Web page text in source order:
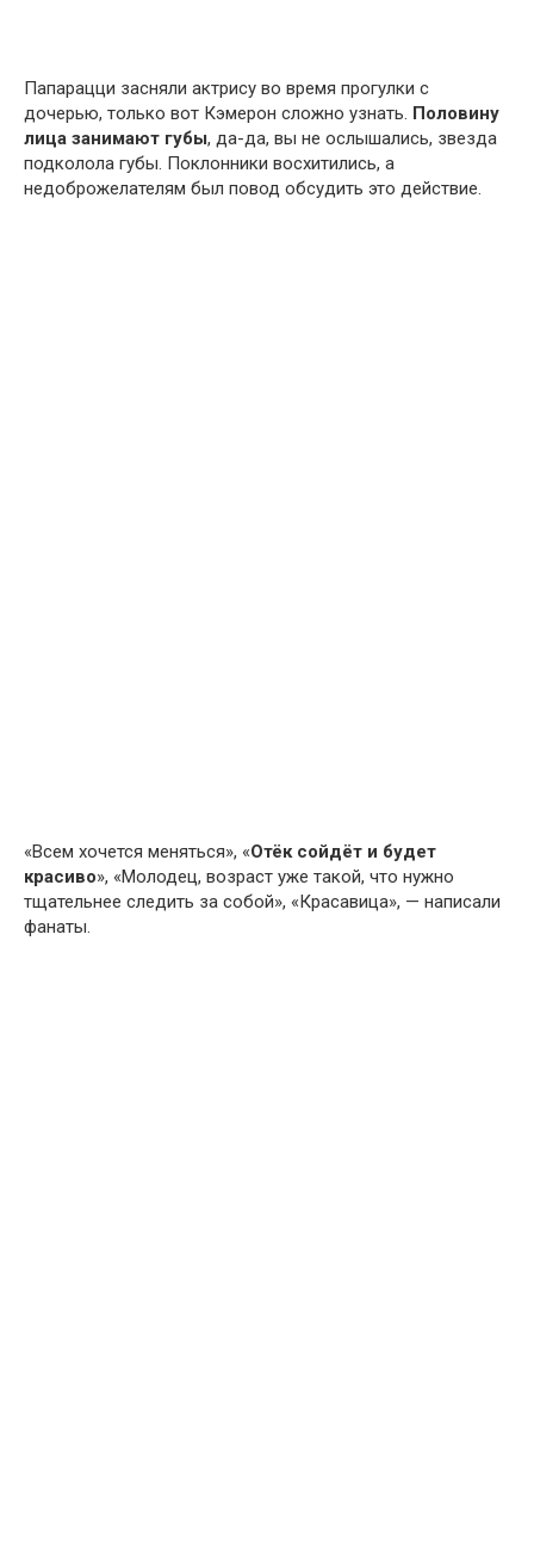
Папарацци засняли актрису во время прогулки с
дочерью, только вот Кэмерон сложно узнать. Половину
лица занимают губы, да-да, вы не ослышались, звезда
подколола губы. Поклонники восхитились, а
недоброжелателям был повод обсудить это действие.
«Всем хочется меняться», «Отёк сойдёт и будет
красиво», «Молодец, возраст уже такой, что нужно
тщательнее следить за собой», «Красавица», — написали
фанаты.